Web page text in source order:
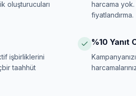
oluşturucuları
harcama
fiyatlandırma.
işbirliklerini
taahhüt
%10 Yanıt